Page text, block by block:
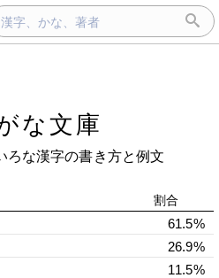
な文庫
ろな漢字の書き方と例文
割合
61.5%
26.9%
11.5%